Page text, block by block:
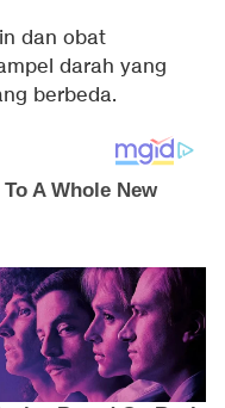
dan obat
darah yang
berbeda.